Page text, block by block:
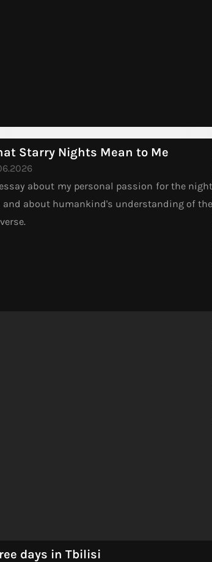
Starry Nights Mean to Me
about my personal passion for the night
and about humankind's understanding of the
days in Tbilisi